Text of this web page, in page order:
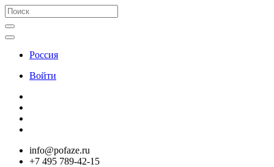
Россия
Войти
info@pofaze.ru
+7 495 789-42-15